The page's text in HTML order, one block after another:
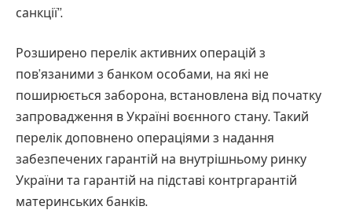
санкції”.
Розширено перелік активних операцій з
пов’язаними з банком особами, на які не
поширюється заборона, встановлена від початку
запровадження в Україні воєнного стану. Такий
перелік доповнено операціями з надання
забезпечених гарантій на внутрішньому ринку
України та гарантій на підставі контргарантій
материнських банків.